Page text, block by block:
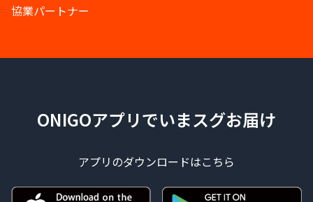
協業パートナー
ONIGOアプリでいまスグお届け
アプリのダウンロードはこちら